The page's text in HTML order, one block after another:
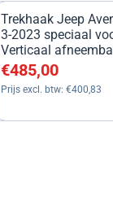
Trekhaak Jeep
3-2023 speciaal
Verticaal
Prijs: 485,00,
€485,00
Prijs excl. btw: €400,83